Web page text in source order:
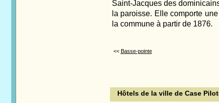
Saint-Jacques des
la paroisse. Elle comporte
la commune à partir de 1876.
<< Basse-pointe
Hôtels de la ville de Case